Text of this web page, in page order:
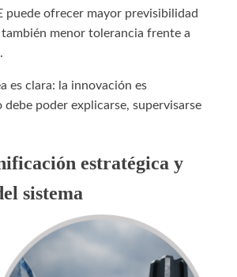
puede ofrecer mayor previsibilidad
menor tolerancia frente a
es clara: la innovación es
debe poder explicarse, supervisarse
estratégica y
sistema